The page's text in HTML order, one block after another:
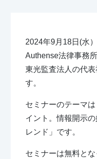
2024年9月18日(水
Authense法律事務
東光監査法人の代
す。
セミナーのテーマ
イント。情報開示
レンド」です。
セミナーは無料と